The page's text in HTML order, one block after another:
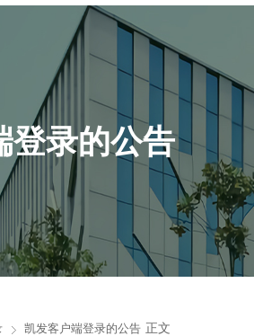
登录的公告
凯发客户端登录的公告 正文